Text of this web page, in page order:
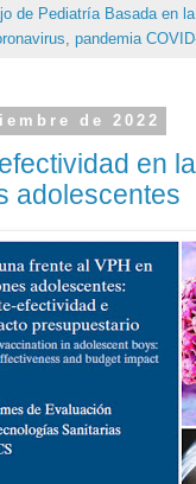
de Pediatría Basada en
, pandemia
de 2022
en
adolescentes